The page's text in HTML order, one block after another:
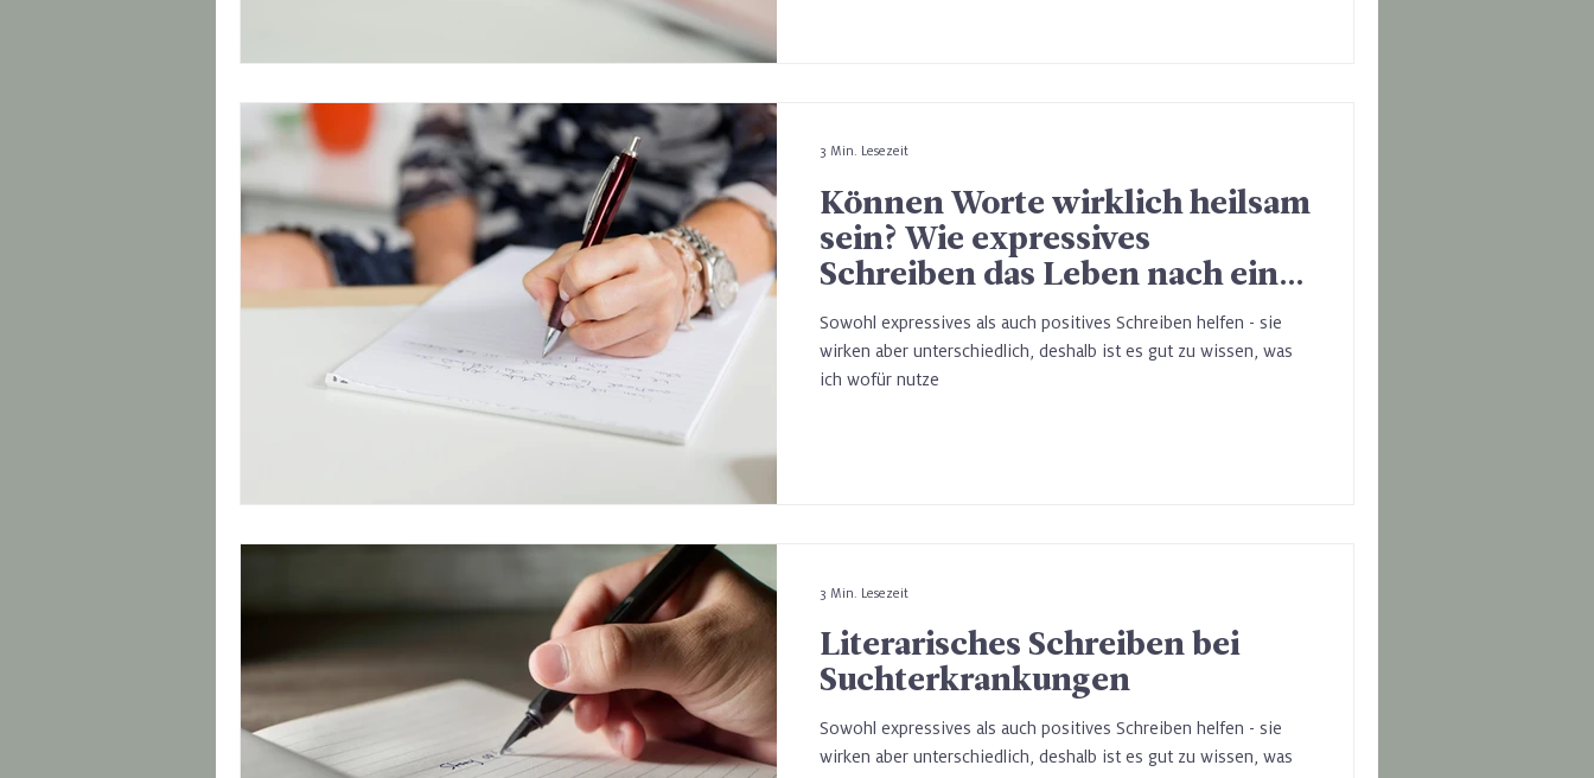
Können Worte wirklich heilsam
sein? Wie expressives
Schreiben das Leben nach einer
körperlichen Verletzung
verändert
Sowohl expressives als auch positives Schreiben helfen - sie
wirken aber unterschiedlich, deshalb ist es gut zu wissen, was
ich wofür nutze
3 Min. Lesezeit
Literarisches Schreiben bei
Suchterkrankungen
Sowohl expressives als auch positives Schreiben helfen - sie
wirken aber unterschiedlich, deshalb ist es gut zu wissen, was
3 Min. Lesezeit